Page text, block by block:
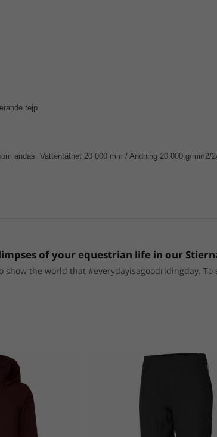
tejp
andas. Vattentäthet 20 000 mm / Andning 20 000 g/
of your equestrian life in our
the world that #everydayisagoodridingday.